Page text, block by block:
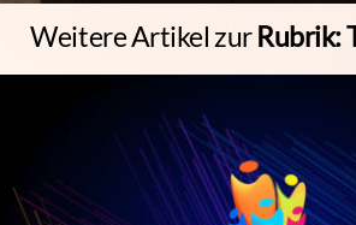
Weitere Artikel zur Rubrik: